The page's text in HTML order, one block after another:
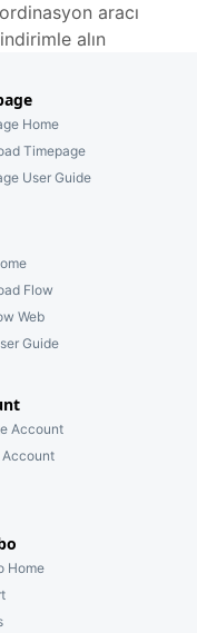
aracı
alın
Home
Timepage
User Guide
Flow
Web
Guide
Account
Home